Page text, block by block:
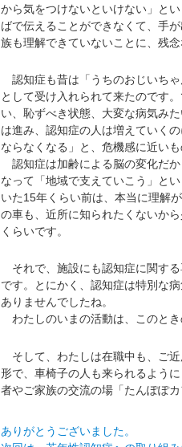
から気をつけないといけない」と
ばで伝えることができなくて、手
族も理解できていないことに、残念
認知症も昔は「うちのおじいち
として受け入れられて来たのです
い、恥ずべき状態、大変な病気み
は進み、認知症の人は増えていく
ならなくなる」と、危機感に近いも
認知症は加齢による脳の変化だ
なって「地域で支えていこう」と
いた15年くらい前は、本当に理解
の車も、近所に知られたくないか
くらいです。
それで、施設にも認知症に関す
です。とにかく、認知症は特別な
ありませんでしたね。
わたしのいまの活動は、このとき
そして、わたしは在職中も、ご
形で、車椅子の人も来られるよう
者やご家族の交流の場「たんぽぽカ
ありがとうございました。